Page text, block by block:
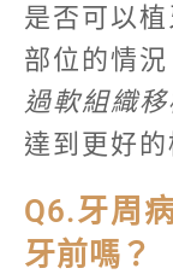
是否可以
部位的情況
過軟組織
達到更好的
Q6.牙周
牙前嗎？